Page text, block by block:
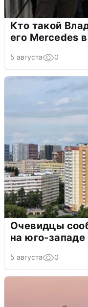
Кто такой
его Mercedes
5 августа 0
Очевидцы
на юго-западе
5 августа 0